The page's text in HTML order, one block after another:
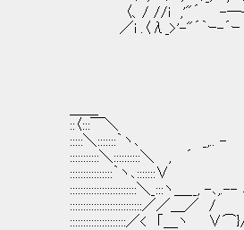
〈、/ //i ,'"´ -─-
／i .〈λ_>'-"´｀ｰ-´ｰ ^
::〈:::￣＼
:::::＼:::::::｀ヽ､ _,.. - ￣
:::::::::::＼::::::::::
::::::::::::::::｀ヽ
:::::::::::::::::::::::::＼_:::ヽ＿__, -
:::::::::::::::::::::::::::／／
:::::::::::::::::::::／< ｢＿ヽ